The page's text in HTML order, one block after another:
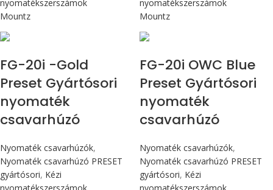
nyomatékszerszámok
Mountz
nyomatékszerszámok
Mountz
FG-20i -Gold
Preset Gyártósori
nyomaték
csavarhúzó
Nyomaték csavarhúzók,
Nyomaték csavarhúzó PRESET
gyártósori, Kézi
nyomatékszerszámok
FG-20i OWC Blue
Preset Gyártósori
nyomaték
csavarhúzó
Nyomaték csavarhúzók,
Nyomaték csavarhúzó PRESET
gyártósori, Kézi
nyomatékszerszámok